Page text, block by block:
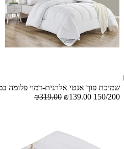
שמיכת פוך אנטי אלרגית-דמוי פלומה
150/200
₪139.00
₪319.00